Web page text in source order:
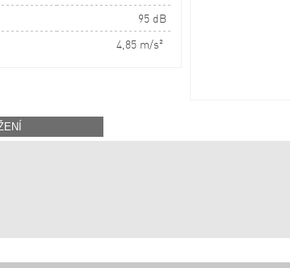
95 dB
4,85 m/s²